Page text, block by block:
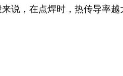
说，在点焊时，热传导率